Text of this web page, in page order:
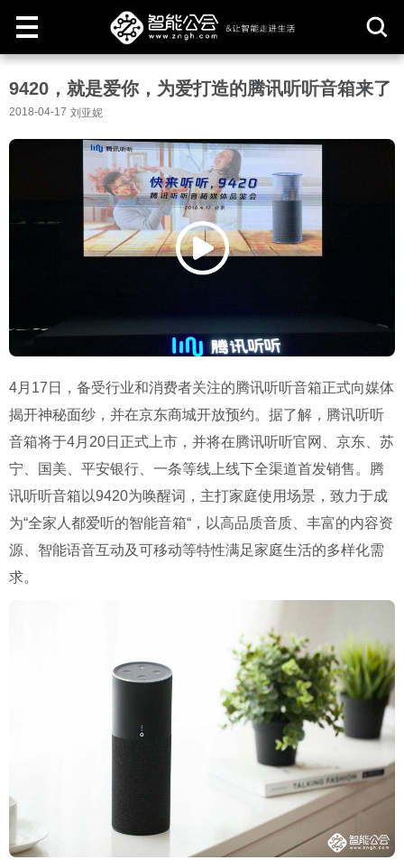
取
9420，就是爱你，为爱打造的腾讯听听音箱来了
2018-04-17 刘亚妮
4月17日，备受行业和消费者关注的腾讯听听音箱正式向媒体
揭开神秘面纱，并在京东商城开放预约。据了解，腾讯听听
音箱将于4月20日正式上市，并将在腾讯听听官网、京东、苏
宁、国美、平安银行、一条等线上线下全渠道首发销售。腾
讯听听音箱以9420为唤醒词，主打家庭使用场景，致力于成
为“全家人都爱听的智能音箱“，以高品质音质、丰富的内容资
源、智能语音互动及可移动等特性满足家庭生活的多样化需
求。